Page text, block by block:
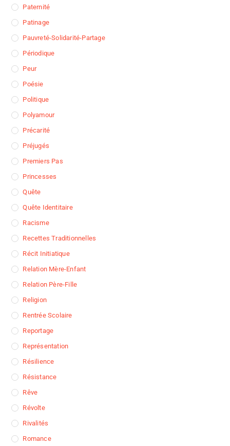
Paternité
Patinage
Pauvreté-Solidarité-Partage
Périodique
Peur
Poésie
Politique
Polyamour
Précarité
Préjugés
Premiers Pas
Princesses
Quête
Quête Identitaire
Racisme
Recettes Traditionnelles
Récit Initiatique
Relation Mère-Enfant
Relation Père-Fille
Religion
Rentrée Scolaire
Reportage
Représentation
Résilience
Résistance
Rêve
Révolte
Rivalités
Romance